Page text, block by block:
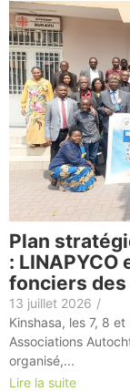
Plan
: LINAPYCO
fonciers des
13 juillet 2026 /
Kinshasa, les 7, 8
Associations
organisé,...
Lire la suite